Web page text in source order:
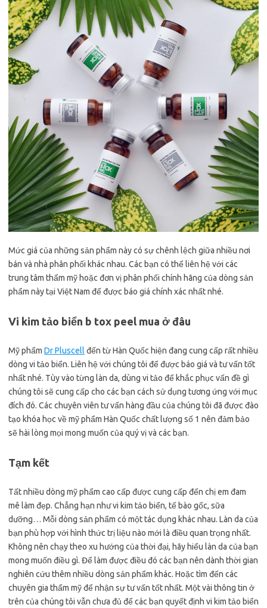
Mức giá của những sản phẩm này có sự chênh lệch giữa nhiều nơi
bán và nhà phân phối khác nhau. Các bạn có thể liên hệ với các
trung tâm thẩm mỹ hoặc đơn vị phân phối chính hãng của dòng sản
phẩm này tại Việt Nam để được báo giá chính xác nhất nhé.
Vi kim tảo biển b tox peel mua ở đâu
Mỹ phẩm Dr Pluscell đến từ Hàn Quốc hiện đang cung cấp rất nhiều
dòng vi tảo biển. Liên hệ với chúng tôi để được báo giá và tư vấn tốt
nhất nhé. Tùy vào từng làn da, dùng vi tảo để khắc phục vấn đề gì
chúng tôi sẽ cung cấp cho các bạn cách sử dụng tương ứng với mục
đích đó. Các chuyên viên tư vấn hàng đầu của chúng tôi đã được đào
tạo khóa học về mỹ phẩm Hàn Quốc chất lượng số 1 nên đảm bảo
sẽ hài lòng mọi mong muốn của quý vị và các bạn.
Tạm kết
Tất nhiều dòng mỹ phẩm cao cấp được cung cấp đến chị em đam
mê làm đẹp. Chẳng hạn như vi kim tảo biển, tế bào gốc, sữa
dưỡng… Mỗi dòng sản phẩm có một tác dụng khác nhau. Làn da của
bạn phù hợp với hình thức trị liệu nào mới là điều quan trọng nhất.
Không nên chạy theo xu hướng của thời đại, hãy hiểu làn da của bạn
mong muốn điều gì. Để làm được điều đó các bạn nên dành thời gian
nghiên cứu thêm nhiều dòng sản phẩm khác. Hoặc tìm đến các
chuyên gia thẩm mỹ để nhận sự tư vấn tốt nhất. Một vài thông tin ở
trên của chúng tôi vẫn chưa đủ để các bạn quyết định vi kim tảo biển